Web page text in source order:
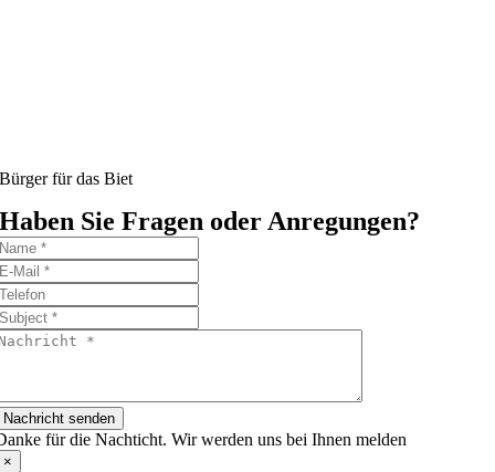
Bürger für das Biet
Haben Sie Fragen oder Anregungen?
Nachricht senden
für die Nachticht. Wir werden uns bei Ihnen melden
×